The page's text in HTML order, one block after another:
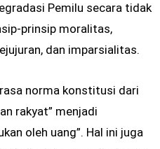
Pemilu secara tidak
prinsip moralitas,
dan imparsialitas.
norma konstitusi dari
rakyat” menjadi
oleh uang”. Hal ini juga